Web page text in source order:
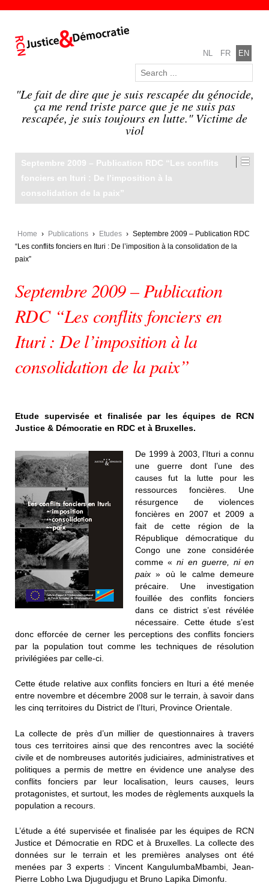
NL FR EN
"Le fait de dire que je suis rescapée du génocide,
ça me rend triste parce que je ne suis pas
rescapée, je suis toujours en lutte." Victime de
viol
Septembre 2009 – Publication RDC “Les conflits
fonciers en Ituri : De l’imposition à la
consolidation de la paix”
Home › Publications › Etudes › Septembre 2009 – Publication RDC
“Les conflits fonciers en Ituri : De l’imposition à la consolidation de la
paix”
Septembre 2009 – Publication
RDC “Les conflits fonciers en
Ituri : De l’imposition à la
consolidation de la paix”
Etude supervisée et finalisée par les équipes de RCN
Justice & Démocratie en RDC et à Bruxelles.
De 1999 à 2003, l’Ituri a connu
une guerre dont l’une des
causes fut la lutte pour les
ressources foncières. Une
résurgence de violences
foncières en 2007 et 2009 a
fait de cette région de la
République démocratique du
Congo une zone considérée
comme «ni en guerre, ni en
paix » où le calme demeure
précaire. Une investigation
fouillée des conflits fonciers
dans ce district s’est révélée
nécessaire. Cette étude s’est
donc efforcée de cerner les perceptions des conflits fonciers
par la population tout comme les techniques de résolution
privilégiées par celle-ci.
Cette étude relative aux conflits fonciers en Ituri a été menée
entre novembre et décembre 2008 sur le terrain, à savoir dans
les cinq territoires du District de l’Ituri, Province Orientale.
La collecte de près d’un millier de questionnaires à travers
tous ces territoires ainsi que des rencontres avec la société
civile et de nombreuses autorités judiciaires, administratives et
politiques a permis de mettre en évidence une analyse des
conflits fonciers par leur localisation, leurs causes, leurs
protagonistes, et surtout, les modes de règlements auxquels la
population a recours.
L’étude a été supervisée et finalisée par les équipes de RCN
Justice et Démocratie en RDC et à Bruxelles. La collecte des
données sur le terrain et les premières analyses ont été
menées par 3 experts : Vincent KangulumbaMbambi, Jean-
Pierre Lobho Lwa Djugudjugu et Bruno Lapika Dimonfu.